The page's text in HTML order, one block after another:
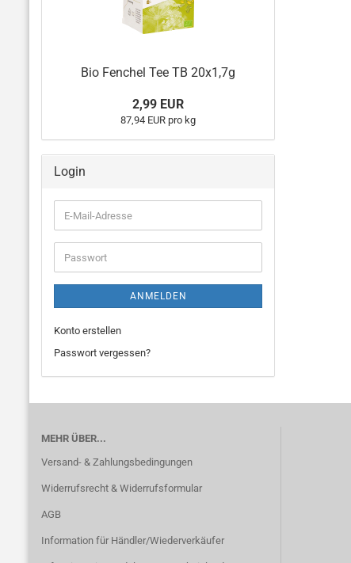
Bio Fenchel Tee TB 20x1,7g
2,99 EUR
87,94 EUR pro kg
Login
E-
Mail-
Adresse
Passwort
ANMELDEN
Konto erstellen
Passwort vergessen?
MEHR ÜBER...
Versand- & Zahlungsbedingungen
Widerrufsrecht & Widerrufsformular
AGB
Information für Händler/Wiederverkäufer